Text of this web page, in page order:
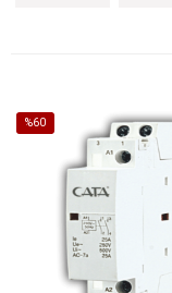
%60
%60İndirim